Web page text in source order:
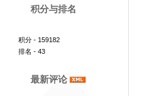
积分与排名
积分 - 159182
排名 - 43
最新评论